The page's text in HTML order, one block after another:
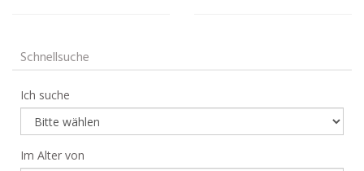
Schnellsuche
Ich suche
Im Alter von